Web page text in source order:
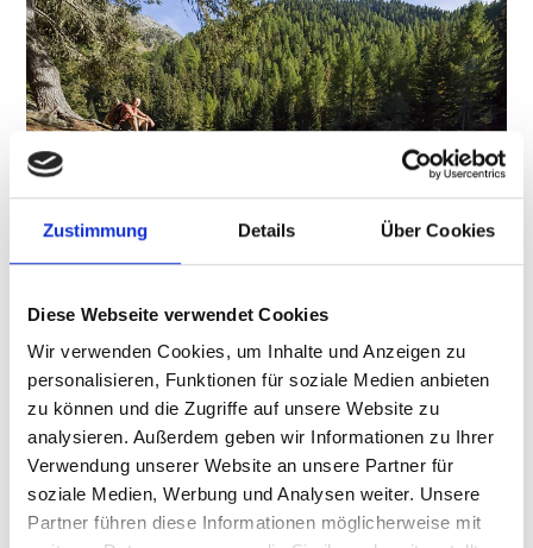
Zustimmung Details Über Cookies
Diese Webseite verwendet Cookies
Wir verwenden Cookies, um Inhalte und Anzeigen zu
personalisieren, Funktionen für soziale Medien anbieten
zu können und die Zugriffe auf unsere Website zu
analysieren. Außerdem geben wir Informationen zu Ihrer
Verwendung unserer Website an unsere Partner für
soziale Medien, Werbung und Analysen weiter. Unsere
Partner führen diese Informationen möglicherweise mit
TARSCHER SEE
Hauptplatz 14
39021Latsch
info@latsch.it
www.latsch-martell.it
T+39 0473 623109